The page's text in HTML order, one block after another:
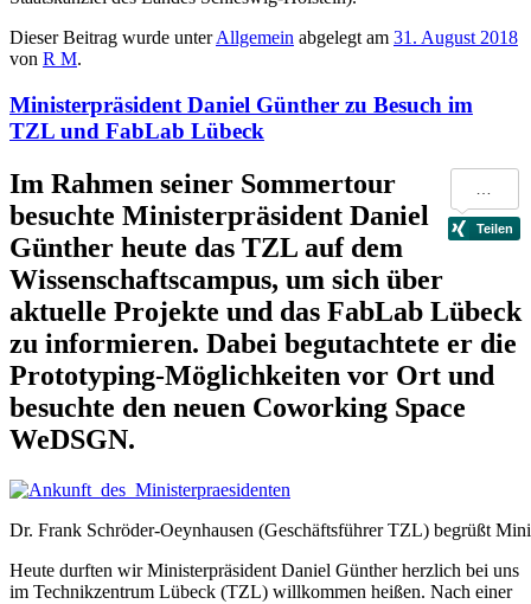
Dieser Beitrag wurde unterAllgemein abgelegt am 31. August 2018
von R M.
Ministerpräsident Daniel Günther zu Besuch im
TZL und FabLab Lübeck
Im Rahmen seiner Sommertour
besuchte Ministerpräsident Daniel
Günther heute das TZL auf dem
Wissenschaftscampus, um sich über
aktuelle Projekte und das FabLab Lübeck
zu informieren. Dabei begutachtete er die
Prototyping-Möglichkeiten vor Ort und
besuchte den neuen Coworking Space
WeDSGN.
Dr. Frank Schröder-Oeynhausen (Geschäftsführer TZL) begrüßt
Heute durften wir Ministerpräsident Daniel Günther herzlich bei uns
im Technikzentrum Lübeck (TZL) willkommen heißen. Nach einer